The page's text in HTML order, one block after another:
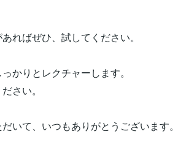
ればぜひ、試してください。
かりとレクチャーします。
さい。
いて、いつもありがとうございます。